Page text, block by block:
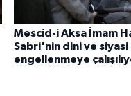
Mescid-i Aksa İmam
Sabri'nin dini ve siyasi
engellenmeye